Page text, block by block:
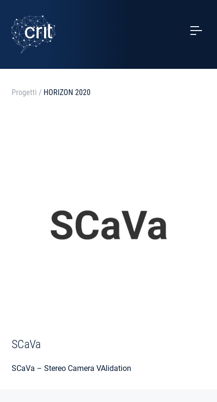
SERVIZI
CASI STUDIO
AREA RISERVATA
Progetti / HORIZON 2020
SCaVa
SCaVa – Stereo Camera VAlidation